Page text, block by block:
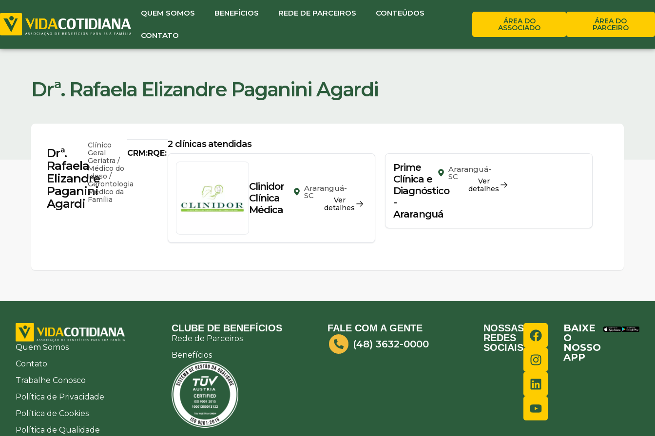
QUEM SOMOS BENEFÍCIOS REDE DE PARCEIROS CONTEÚDOS
CONTATO
ÁREA DO
ASSOCIADO
ÁREA DO
PARCEIRO
Drª. Rafaela Elizandre Paganini Agardi
Drª.
Rafaela
Elizandre
Paganini
Agardi
Clínico
Geral
Geriatra /
Médico do
Idoso /
Gerontologia
Médico da
Família
CRM:RQE:
2 clínicas atendidas
Clinidor
Clínica
Médica
Araranguá-
SC
Ver
detalhes
Prime
Clínica e
Diagnóstico
-
Araranguá
Araranguá-
SC
Ver
detalhes
Quem Somos
Contato
Trabalhe Conosco
Política de Privacidade
Política de Cookies
Política de Qualidade
CLUBE DE BENEFÍCIOS
Rede de Parceiros
Benefícios
FALE COM A GENTE
(48) 3632-0000
NOSSAS
REDES
SOCIAIS
BAIXE
O
NOSSO
APP